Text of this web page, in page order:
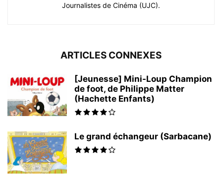
Journalistes de Cinéma (UJC).
ARTICLES CONNEXES
[Jeunesse] Mini-Loup Champion
de foot, de Philippe Matter
(Hachette Enfants)
Le grand échangeur (Sarbacane)